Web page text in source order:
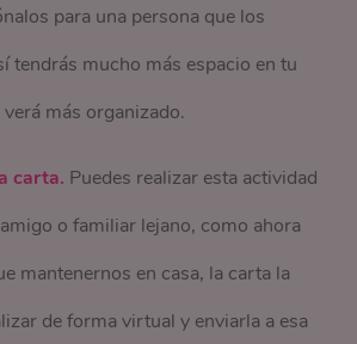
para una persona que los
tendrás mucho más espacio en tu
más organizado.
carta. Puedes realizar esta actividad
o familiar lejano, como ahora
mantenernos en casa, la carta la
de forma virtual y enviarla a esa